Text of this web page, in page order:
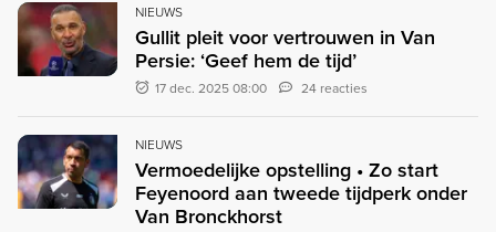
NIEUWS
Gullit pleit voor vertrouwen in Van
Persie: ‘Geef hem de tijd’
17 dec. 2025 08:00 24 reacties
NIEUWS
Vermoedelijke opstelling • Zo start
Feyenoord aan tweede tijdperk onder
Van Bronckhorst